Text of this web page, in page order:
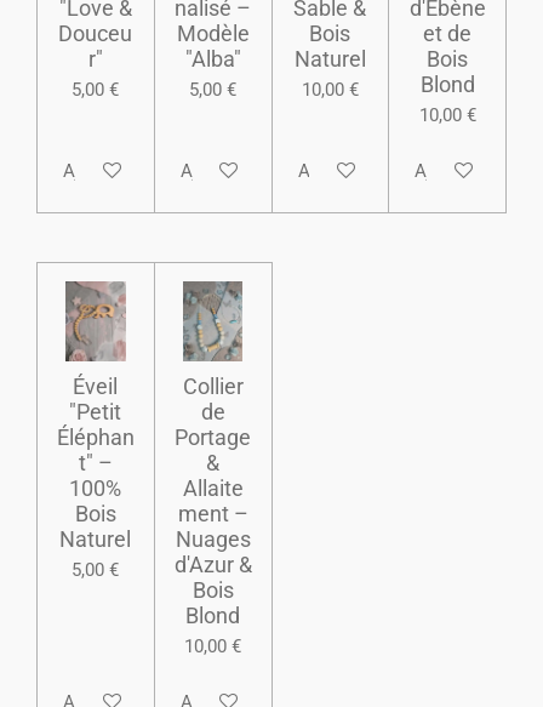
"Love &
Douceu
r"
5,00 €
Ajouter au panier
nalisé –
Modèle
"Alba"
5,00 €
Ajouter au panier
Sable &
Bois
Naturel
10,00 €
Ajouter au panier
d'Ébène
et de
Bois
Blond
10,00 €
Ajouter au
Éveil
"Petit
Éléphan
t" –
100%
Bois
Naturel
5,00 €
Ajouter au panier
​Collier
de
Portage
&
Allaite
ment –
Nuages
d'Azur &
Bois
Blond
10,00 €
Ajouter au panier